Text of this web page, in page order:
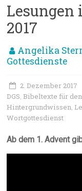
Lesungen
2017
Angelika Sterr
Gottesdienste
2. Dezember 2017
DGS Bibeltexte für
Hintergrundwissen
Wortgottesdienst
Ab dem 1. Advent